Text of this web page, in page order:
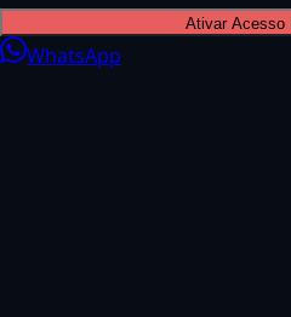
Ativar Acesso
WhatsApp